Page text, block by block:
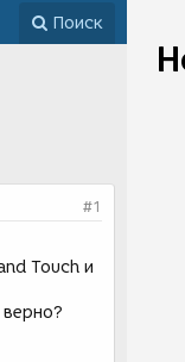
Поиск
#1
Touch и